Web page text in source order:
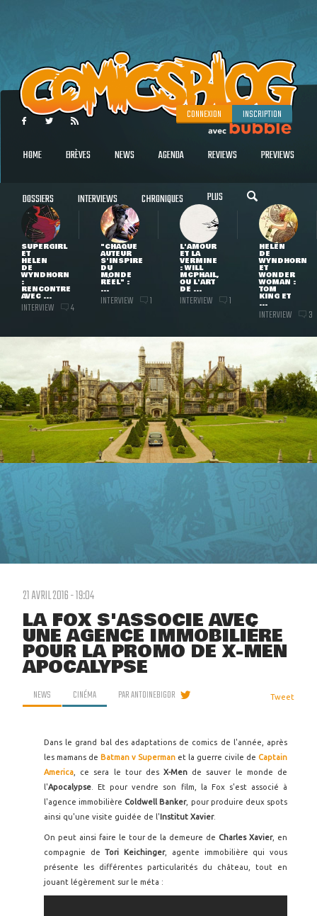
CONNEXION INSCRIPTION
HOME BRÈVES NEWS AGENDA REVIEWS PREVIEWS
DOSSIERS INTERVIEWS CHRONIQUES PLUS
SUPERGIRL
ET
HELEN
DE
WYNDHORN
:
RENCONTRE
AVEC ...
INTERVIEW 4
"CHAQUE
AUTEUR
S'INSPIRE
DU
MONDE
RÉEL" :
...
INTERVIEW 1
L'AMOUR
ET LA
VERMINE
: WILL
MCPHAIL,
OU L'ART
DE ...
INTERVIEW 1
HELEN
DE
WYNDHORN
ET
WONDER
WOMAN :
TOM
KING ET
...
INTERVIEW 3
21 AVRIL 2016 - 19:04
LA FOX S'ASSOCIE AVEC
UNE AGENCE IMMOBILIÈRE
POUR LA PROMO DE X-MEN
APOCALYPSE
NEWS CINÉMA PARANTOINEBIGOR Tweet
Dans le grand bal des adaptations de comics de l'année, après
les mamans de Batman v Superman et la guerre civile de Captain
America , ce sera le tour desX-Men de sauver le monde de
l'Apocalypse . Et pour vendre son film, la Fox s'est associé à
l'agence immobilière Coldwell Banker, pour produire deux spots
ainsi qu'une visite guidée de l'Institut Xavier.
On peut ainsi faire le tour de la demeure de Charles Xavier, en
compagnie deTori Keichinger, agente immobilière qui vous
présente les différentes particularités du château, tout en
jouant légèrement sur le méta :